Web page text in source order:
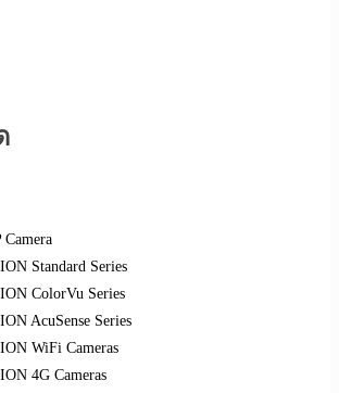
Standard Series
ColorVu Series
AcuSense Series
WiFi Cameras
4G Cameras